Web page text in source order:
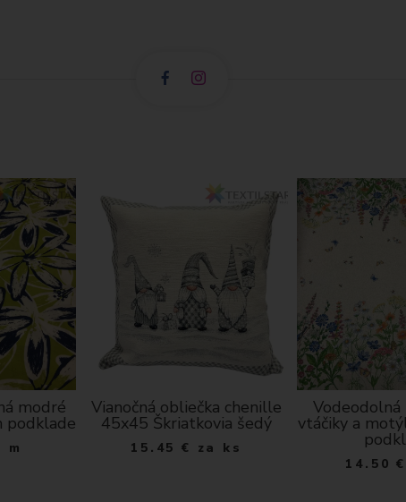
modré
podklade
m
Vianočná obliečka chenille
45x45 Škriatkovia šedý
15.45 € za ks
Vodeodolná
vtáčiky a
14.50 €